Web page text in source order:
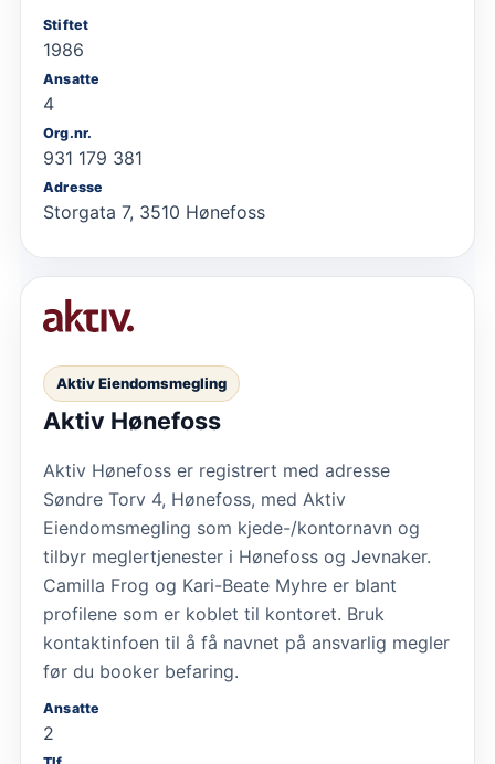
Stiftet
1986
Ansatte
4
Org.nr.
931 179 381
Adresse
Storgata 7, 3510 Hønefoss
Aktiv Eiendomsmegling
Aktiv Hønefoss
Aktiv Hønefoss er registrert med adresse
Søndre Torv 4, Hønefoss, med Aktiv
Eiendomsmegling som kjede-/kontornavn og
tilbyr meglertjenester i Hønefoss og Jevnaker.
Camilla Frog og Kari-Beate Myhre er blant
profilene som er koblet til kontoret. Bruk
kontaktinfoen til å få navnet på ansvarlig megler
før du booker befaring.
Ansatte
2